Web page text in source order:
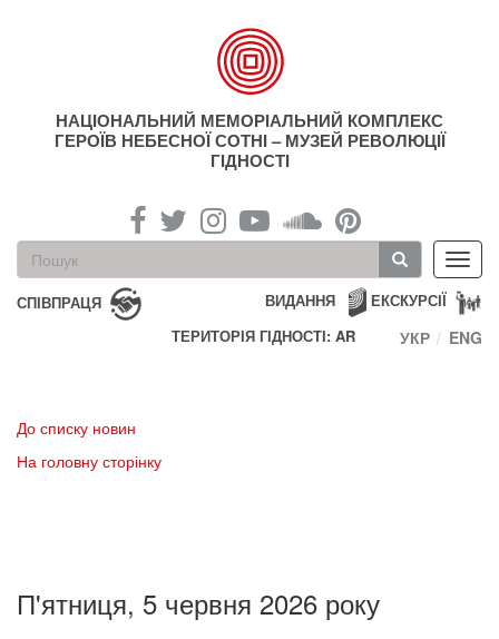
НАЦІОНАЛЬНИЙ МЕМОРІАЛЬНИЙ КОМПЛЕКС
ГЕРОЇВ НЕБЕСНОЇ СОТНІ – МУЗЕЙ РЕВОЛЮЦІЇ
ГІДНОСТІ
Пошукова
форма
Пошук
СПІВПРАЦЯ ЕКСКУРСІЇ
ВИДАННЯ
ТЕРИТОРІЯ ГІДНОСТІ: AR
УКР ENG
До списку новин
На головну сторінку
П'ятниця, 5 червня 2026 року